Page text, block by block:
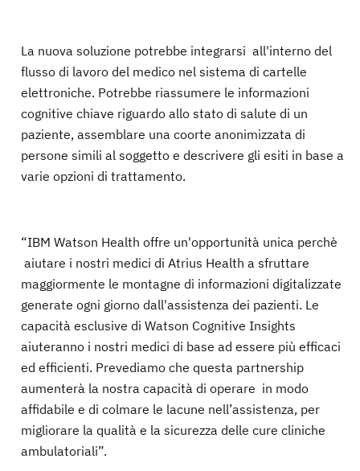
La nuova soluzione potrebbe integrarsi all'interno del
flusso di lavoro del medico nel sistema di cartelle
elettroniche. Potrebbe riassumere le informazioni
cognitive chiave riguardo allo stato di salute di un
paziente, assemblare una coorte anonimizzata di
persone simili al soggetto e descrivere gli esiti in base a
varie opzioni di trattamento.
“IBM Watson Health offre un'opportunità unica perchè
aiutare i nostri medici di Atrius Health a sfruttare
maggiormente le montagne di informazioni digitalizzate
generate ogni giorno dall'assistenza dei pazienti. Le
capacità esclusive di Watson Cognitive Insights
aiuteranno i nostri medici di base ad essere più efficaci
ed efficienti. Prevediamo che questa partnership
aumenterà la nostra capacità di operare in modo
affidabile e di colmare le lacune nell’assistenza, per
migliorare la qualità e la sicurezza delle cure cliniche
ambulatoriali”.